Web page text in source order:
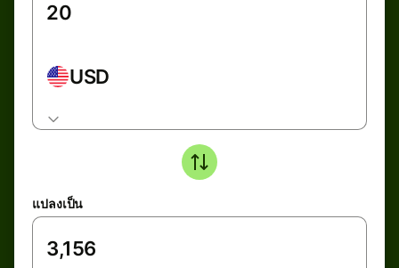
USD
แปลงเป็น